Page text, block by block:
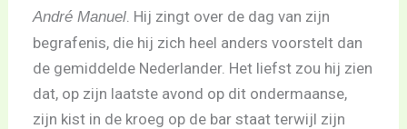
André Manuel. Hij zingt over de dag van zijn
begrafenis, die hij zich heel anders voorstelt dan
de gemiddelde Nederlander. Het liefst zou hij zien
dat, op zijn laatste avond op dit ondermaanse,
zijn kist in de kroeg op de bar staat terwijl zijn